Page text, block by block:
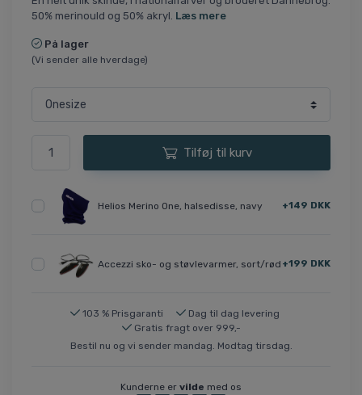
50% merinould og 50% akryl. Læs mere
På lager
(Vi sender alle hverdage)
Tilføj til kurv
Helios Merino One, halsedisse, navy +149 DKK
Accezzi sko- og støvlevarmer, sort/rød +199 DKK
103 % Prisgaranti
Dag til dag levering
Gratis fragt over 999,-
Bestil nu og vi sender mandag. Modtag tirsdag.
Kunderne er vilde med os